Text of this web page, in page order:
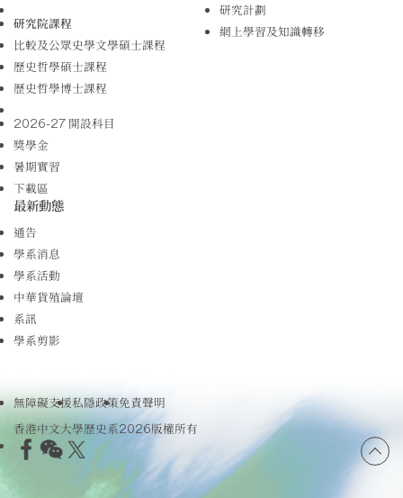
研究院課程
比較及公眾史學文學碩士課程
歷史哲學碩士課程
歷史哲學博士課程
2026-27 開設科目
獎學金
暑期實習
下載區
研究計劃
網上學習及知識轉移
最新動態
通告
學系消息
學系活動
中華貨殖論壇
系訊
學系剪影
無障礙支援私隱政策免責聲明
香港中文大學歷史系2026版權所有